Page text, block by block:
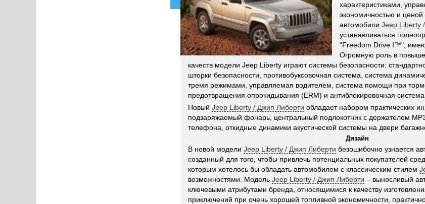
характеристиками,
экономичностью и
автомобили Jeep Liberty
устанавливаться
"Freedom Drive I™",
Огромную роль в
качеств модели Jeep Liberty играют системы безопасности:
шторки безопасности, противобуксовочная система, система
тремя режимами, управляемая водителем, система помощи при
предотвращения опрокидывания (ERM) и антиблокировочная система
Новый Jeep Liberty / Джип Либерти обладает набором практических
подзаряжаемый фонарь, центральный подлокотник с держателем
телефона, откидные динамики акустической системы на двери
Дизайн
В новой модели Jeep Liberty / Джип Либерти безошибочно узнается
созданный для того, чтобы привлечь потенциальных покупателей
которым хотелось бы обладать автомобилем с классическим стилем
возможностями. Модель Jeep Liberty / Джип Либерти – выносливый
ключевыми атрибутами бренда, относящимися к качеству
приключений при очень хорошей топливной экономичности,